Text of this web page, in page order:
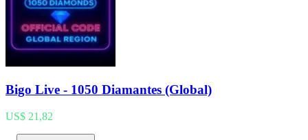
Bigo Live - 1050 Diamantes (Global)
US$ 21,82